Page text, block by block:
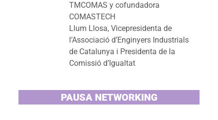
TMCOMAS y cofundadora
COMASTECH
Llum Llosa, Vicepresidenta de
l’Associació d’Enginyers Industrials
de Catalunya i Presidenta de la
Comissió d’Igualtat
PAUSA NETWORKING